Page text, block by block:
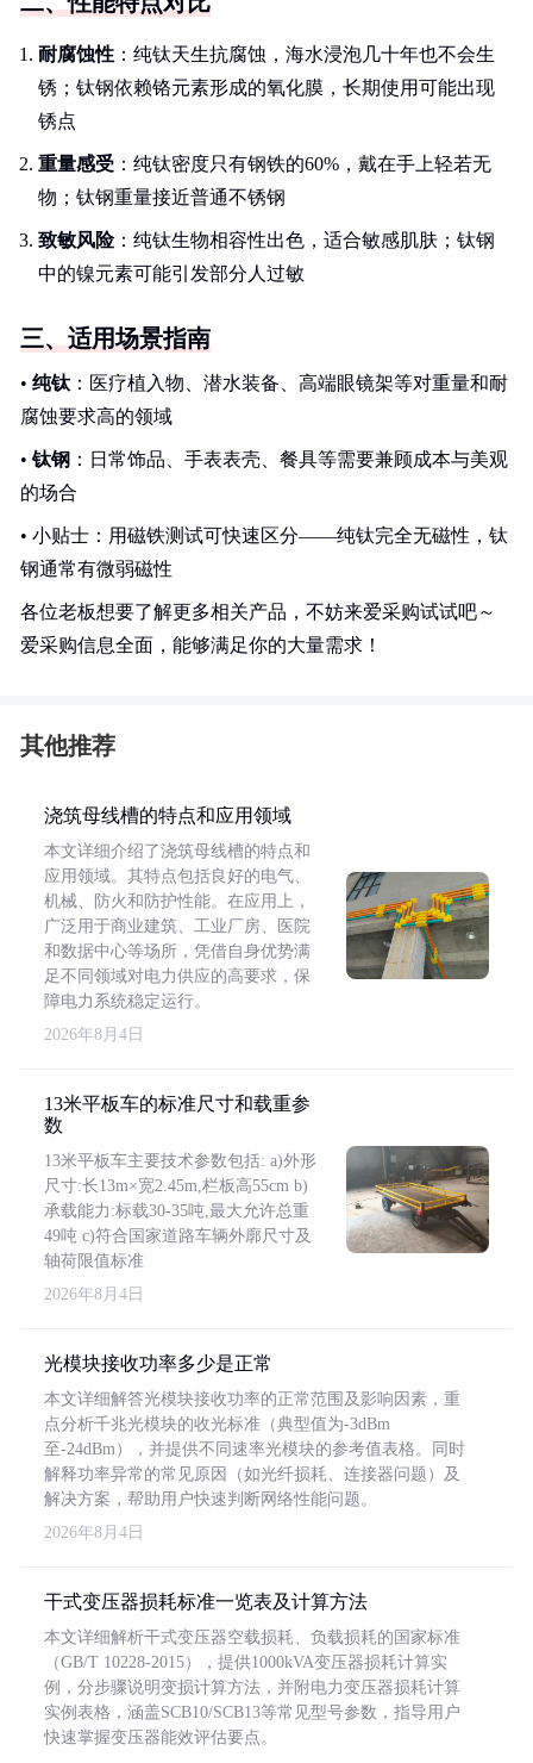
耐腐蚀性 ：纯钛天生抗腐蚀，海水浸泡几十年也不会生
锈；钛钢依赖铬元素形成的氧化膜，长期使用可能出现
锈点
重量感受 ：纯钛密度只有钢铁的60%，戴在手上轻若无
物；钛钢重量接近普通不锈钢
致敏风险：纯钛生物相容性出色，适合敏感肌肤；钛钢
中的镍元素可能引发部分人过敏
三、适用场景指南
• 纯钛 ：医疗植入物、潜水装备、高端眼镜架等对重量和耐
腐蚀要求高的领域
• 钛钢 ：日常饰品、手表表壳、餐具等需要兼顾成本与美观
的场合
• 小贴士：用磁铁测试可快速区分——纯钛完全无磁性，钛
钢通常有微弱磁性
各位老板想要了解更多相关产品，不妨来爱采购试试吧～
爱采购信息全面，能够满足你的大量需求！
其他推荐
浇筑母线槽的特点和应用领域
本文详细介绍了浇筑母线槽的特点和
应用领域。其特点包括良好的电气、
机械、防火和防护性能。在应用上，
广泛用于商业建筑、工业厂房、医院
和数据中心等场所，凭借自身优势满
足不同领域对电力供应的高要求，保
障电力系统稳定运行。
2026年8月4日
13米平板车的标准尺寸和载重参
数
13米平板车主要技术参数包括: a)外形
尺寸:长13m×宽2.45m,栏板高55cm b)
承载能力:标载30-35吨,最大允许总重
49吨 c)符合国家道路车辆外廓尺寸及
轴荷限值标准
2026年8月4日
光模块接收功率多少是正常
本文详细解答光模块接收功率的正常范围及影响因素，重
点分析千兆光模块的收光标准（典型值为-3dBm
至-24dBm），并提供不同速率光模块的参考值表格。同时
解释功率异常的常见原因（如光纤损耗、连接器问题）及
解决方案，帮助用户快速判断网络性能问题。
2026年8月4日
干式变压器损耗标准一览表及计算方法
本文详细解析干式变压器空载损耗、负载损耗的国家标准
（GB/T 10228-2015），提供1000kVA变压器损耗计算实
例，分步骤说明变损计算方法，并附电力变压器损耗计算
实例表格，涵盖SCB10/SCB13等常见型号参数，指导用户
快速掌握变压器能效评估要点。